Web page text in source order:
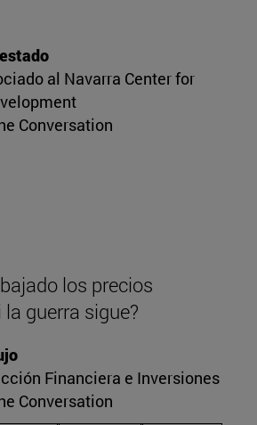
al Navarra Center for
Conversation
los precios
guerra sigue?
Financiera e Inversiones
Conversation